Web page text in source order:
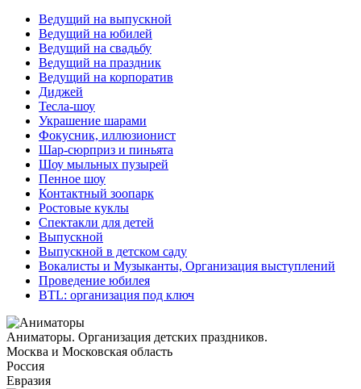
Ведущий на выпускной
Ведущий на юбилей
Ведущий на свадьбу
Ведущий на праздник
Ведущий на корпоратив
Диджей
Тесла-шоу
Украшение шарами
Фокусник, иллюзионист
Шар-сюрприз и пиньята
Шоу мыльных пузырей
Пенное шоу
Контактный зоопарк
Ростовые куклы
Спектакли для детей
Выпускной
Выпускной в детском саду
Вокалисты и Музыканты, Организация выступлений
Проведение юбилея
BTL: организация под ключ
Аниматоры. Организация детских праздников.
Москва и Московская область
Россия
Евразия